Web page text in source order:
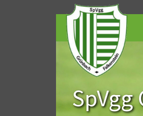
SpVgg